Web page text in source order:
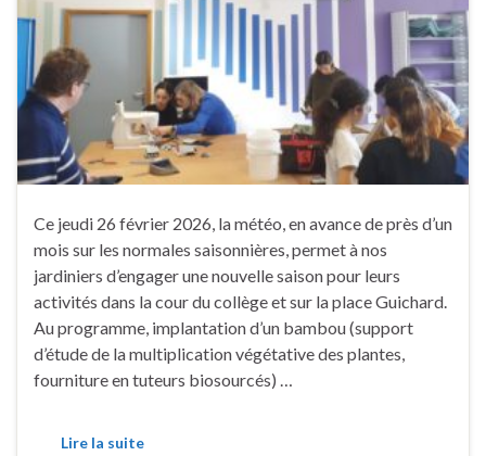
Ce jeudi 26 février 2026, la météo, en avance de près d’un
mois sur les normales saisonnières, permet à nos
jardiniers d’engager une nouvelle saison pour leurs
activités dans la cour du collège et sur la place Guichard.
Au programme, implantation d’un bambou (support
d’étude de la multiplication végétative des plantes,
fourniture en tuteurs biosourcés) …
Lire la suite